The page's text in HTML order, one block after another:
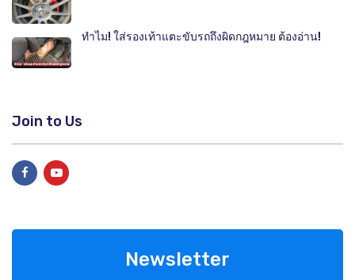
ทำไม! ใส่รองเท้าแตะขับรถถึงผิดกฎหมาย ต้องอ่าน!
Join to Us
Newsletter